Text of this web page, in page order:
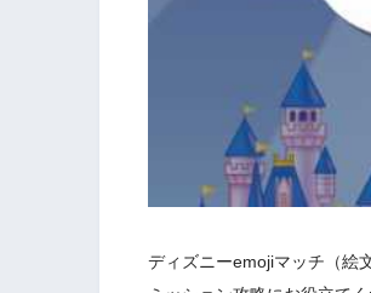
ディズニーemojiマッチ（絵